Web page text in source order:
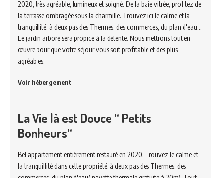
2020, très agréable, lumineux et soigné. De la baie vitrée, profitez de
la terrasse ombragée sous la charmille. Trouvez ici le calme et la
tranquillité, à deux pas des Thermes, des commerces, du plan d'eau...
Le jardin arboré sera propice à la détente. Nous mettrons tout en
œuvre pour que votre séjour vous soit profitable et des plus
agréables.
Voir hébergement
La Vie là est Douce “ Petits
Bonheurs“
Bel appartement entièrement restauré en 2020. Trouvez le calme et
la tranquillité dans cette propriété, à deux pas des Thermes, des